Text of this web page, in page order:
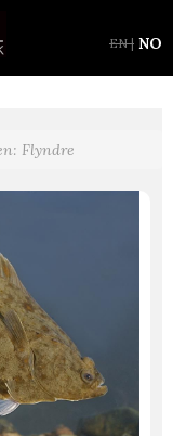
EN| NO
Flyndre